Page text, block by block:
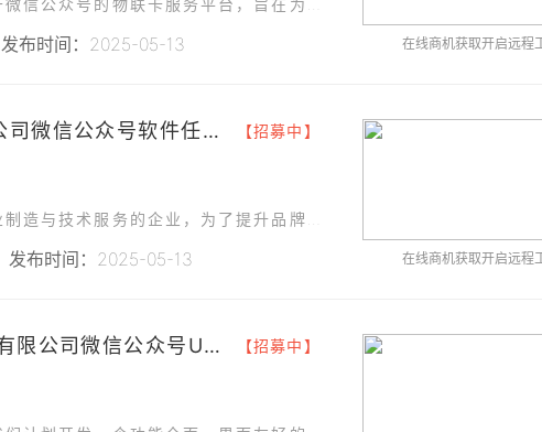
发布时间：2025-05-13 在线商机获取开启远程
### 西安某电子科技有限公司微信公众号软件任务UI设计 【招募中】
发布时间：2025-05-13 在线商机获取开启远程
### 项目名称 昆明某科技有限公司微信公众号UI设计 【招募中】